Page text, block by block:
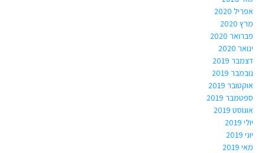
אפריל 2020
מרץ 2020
פברואר 2020
ינואר 2020
דצמבר 2019
נובמבר 2019
אוקטובר 2019
ספטמבר 2019
אוגוסט 2019
יולי 2019
יוני 2019
מאי 2019